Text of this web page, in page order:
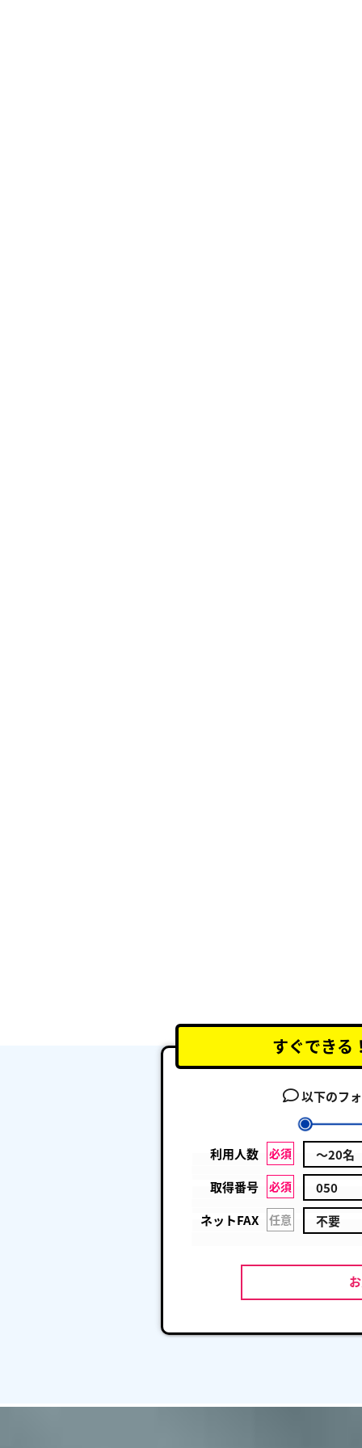
すぐできる！
以下のフ
利用人数 必須
取得番号 必須
ネットFAX 任意